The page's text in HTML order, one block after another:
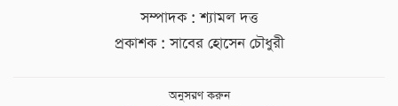
সম্পাদক : শ্যামল দত্ত
প্রকাশক : সাবের হোসেন চৌধুরী
অনুসরণ করুন